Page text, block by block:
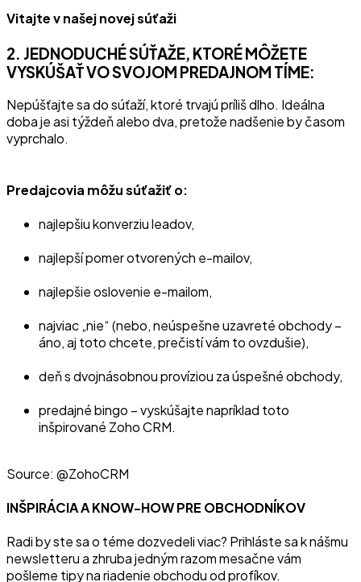
Vitajte v našej novej súťaži
2. JEDNODUCHÉ SÚŤAŽE, KTORÉ MÔŽETE
VYSKÚŠAŤ VO SVOJOM PREDAJNOM TÍME:
Nepúšťajte sa do súťaží, ktoré trvajú príliš dlho. Ideálna
doba je asi týždeň alebo dva, pretože nadšenie by časom
vyprchalo.
Predajcovia môžu súťažiť o:
najlepšiu konverziu leadov,
najlepší pomer otvorených e-mailov,
najlepšie oslovenie e-mailom,
najviac „nie“ (nebo, neúspešne uzavreté obchody –
áno, aj toto chcete, prečistí vám to ovzdušie),
deň s dvojnásobnou províziou za úspešné obchody,
predajné bingo – vyskúšajte napríklad toto
inšpirované Zoho CRM.
Source: @ZohoCRM
INŠPIRÁCIA A KNOW-HOW PRE OBCHODNÍKOV
Radi by ste sa o téme dozvedeli viac? Prihláste sa k nášmu
newsletteru a zhruba jedným razom mesačne vám
pošleme tipy na riadenie obchodu od profíkov.